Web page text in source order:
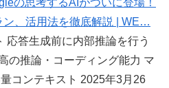
の思考するAIがついに登場！
、活用法を徹底解説 | WE…
応答生成前に内部推論を行う
の推論・コーディング能力 マ
コンテキスト 2025年3月26